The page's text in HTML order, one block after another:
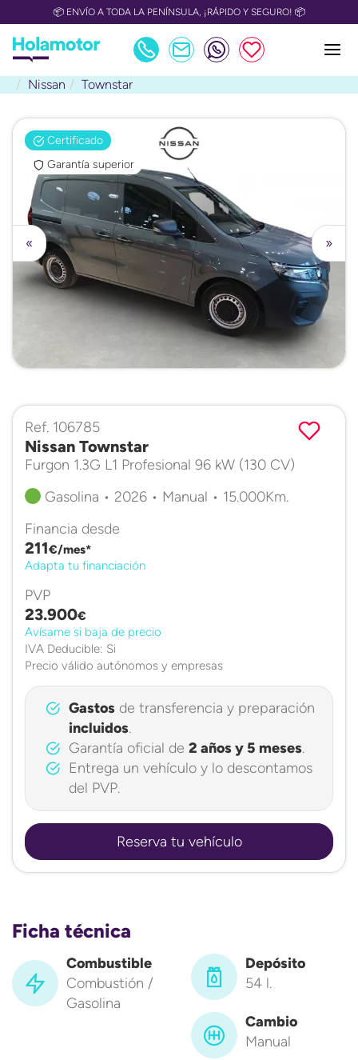
📦 ENVÍO A TODA LA PENÍNSULA, ¡RÁPIDO Y SEGURO! 📦
Nissan Townstar
Certificado
Garantía superior
»
«
Ref. 106785
Nissan Townstar
Furgon 1.3G L1 Profesional 96 kW (130 CV)
Gasolina • 2026 • Manual • 15.000Km.
Financia desde
211€/mes*
Adapta tu financiación
PVP
23.900€
Avísame si baja de precio
IVA Deducible: Si
Precio válido autónomos y empresas
Gastosde transferencia y preparación
incluidos.
Garantía oficial de 2 años y 5 meses.
Entrega un vehículo y lo descontamos
del PVP.
Reserva tu vehículo
Ficha técnica
Combustible
Combustión /
Gasolina
Depósito
54 l.
Cambio
Manual